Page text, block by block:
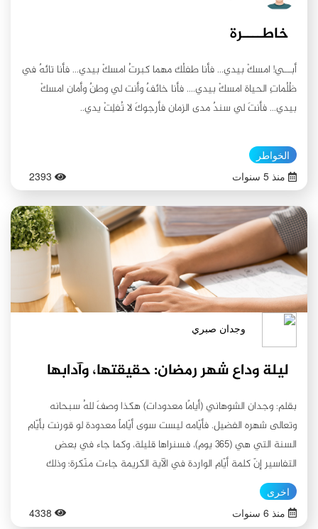
خاطــــرة
أبــي! امسكْ بيدي... فأنا طفلُك مهما كبرتُ امسكْ بيدي... فأنا تائهٌ في
ظُلُماتِ الحياة امسكْ بيدي.... فأنا خائفٌ وأنت لي وطنٌ وأمان امسكْ
بيدي... فأنتَ لي سندٌ مدى الزمان فأرجوكَ لا تُفلِتْ يدي..
الخواطر
منذ 5 سنوات
2393
وجدان صبري
ليلة وداع شهر رمضان: حقيقتها، وآدابها
بقلم: وجدان الشوهاني (أيامًا معدودات) هكذا وصفَ للهُ سبحانه
وتعالى شهره الفضيل. فأيّامه ليست سوى أيّاماً معدودة لو قورنت بأيّام
السنة التي هي (365 يوم)، فسنراها قليلة، وكما جاء في بعض
التفاسير إنّ كلمة أيّام الواردة في الآية الكريمة جاءت منّكرة؛ وذلك
للتقليل من حيث عدد تلك الأيّام، أي إنّها لا شيء بالنسبة لعدد ايّام
السنة وحيث إنّ أيّام شهر رمضان معدودة فهي كما تبدأ تنتهي. وكما
كان هناك حث كبير واهتمام أكبر من أهل البيت (عليهم السلام) على
اخرى
منذ 6 سنوات
4338